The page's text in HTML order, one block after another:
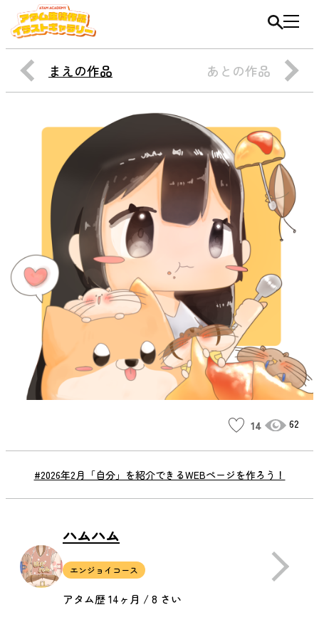
まえの作品 あとの作品
#2026年2月「自分」を紹介できるWEBページを作ろう！
14 62
ハムハム
エンジョイコース
アタム歴 14ヶ月 / 8 さい